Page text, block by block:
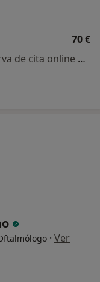
70 €
Este especialista no ofrece reserva de cita online en esta dirección.
· Ver